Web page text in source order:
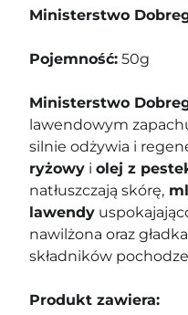
Ministerstwo
Pojemność: 50g
Ministerstwo
lawendowym
silnie odżywia i
ryżowy i olej z
natłuszczają skórę,
lawendy
nawilżona oraz
składników
Produkt zawiera: